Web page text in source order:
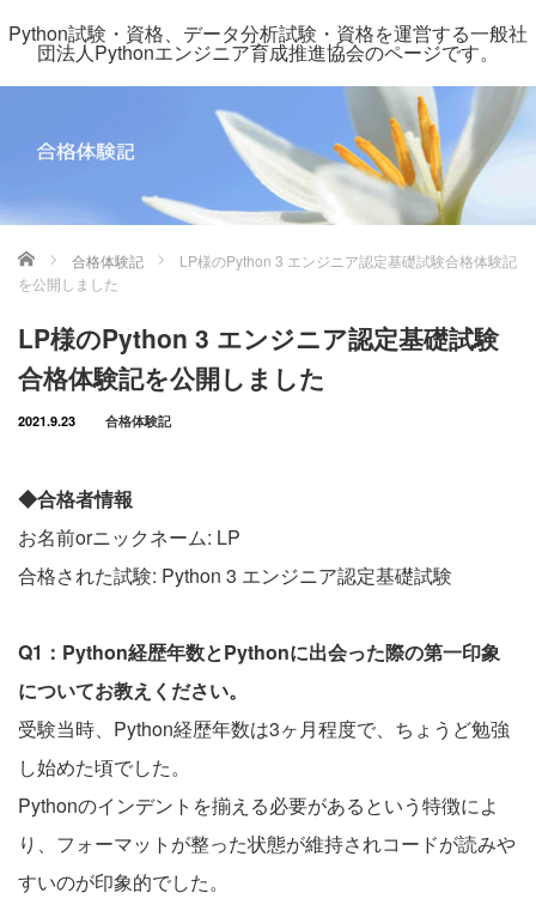
Python試験・資格、データ分析試験・資格を運営する一般社
団法人Pythonエンジニア育成推進協会のページです。
ホーム 合格体験記
LP様のPython 3 エンジニア認定基礎試験合格体験記
を公開しました
LP様のPython 3 エンジニア認定基礎試験
合格体験記を公開しました
2021.9.23 合格体験記
◆合格者情報
お名前orニックネーム: LP
合格された試験: Python 3 エンジニア認定基礎試験
Q1：Python経歴年数とPythonに出会った際の第一印象
についてお教えください。
受験当時、Python経歴年数は3ヶ月程度で、ちょうど勉強
し始めた頃でした。
Pythonのインデントを揃える必要があるという特徴によ
り、フォーマットが整った状態が維持されコードが読みや
すいのが印象的でした。